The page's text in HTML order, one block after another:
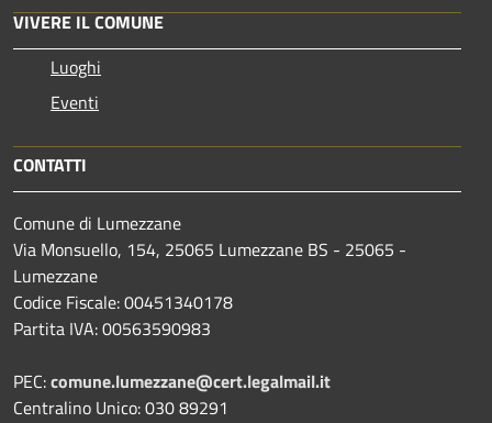
VIVERE IL COMUNE
Luoghi
Eventi
CONTATTI
Comune di Lumezzane
Via Monsuello, 154, 25065 Lumezzane BS - 25065 -
Lumezzane
Codice Fiscale: 00451340178
Partita IVA: 00563590983
PEC:comune.lumezzane@cert.legalmail.it
Centralino Unico: 030 89291